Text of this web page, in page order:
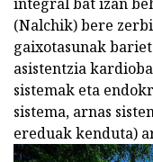
(Nalchik) bere
gaixotasunak
asistentzia
sistemak eta
sistema, arnas
ereduak kenduta)